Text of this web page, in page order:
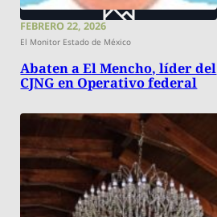
FEBRERO 22, 2026
El Monitor Estado de México
Abaten a El Mencho, líder del
CJNG en Operativo federal